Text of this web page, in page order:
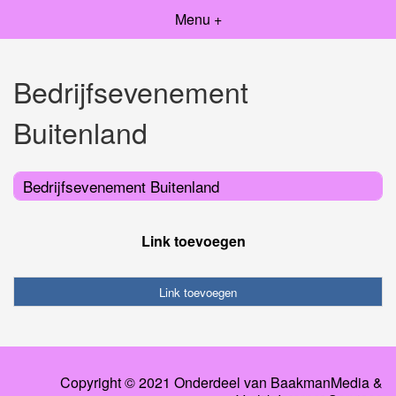
Menu +
Bedrijfsevenement
Buitenland
Bedrijfsevenement Buitenland
Link toevoegen
Link toevoegen
Copyright © 2021 Onderdeel van BaakmanMedia&